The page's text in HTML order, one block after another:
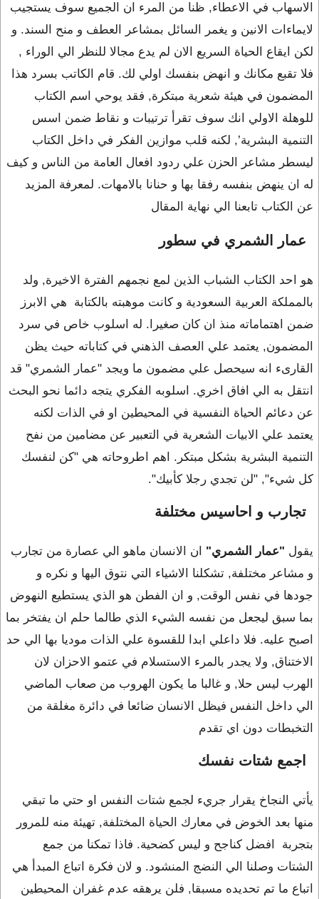
الاسهاب في الاعطاء, ظنا من المرء ان الجميع سوف يستجيب
لايماءات الانين و يغمر السائل بمشاعر العطف و منح السند. و
لكن ايقاع الحياة السريع الان لم يدع مجالا للنظر الي الوراء ,
فلا تقبع مكانك و انهض بنفسك اولي لك. قام الكاتب بسرد هذا
المضمون في هيئة شعرية مبتكرة, فقد يوحي اسم الكتاب
للوهلة الاولي انك سوف تقرأ ترتيبات و نقاط ضمن اسس
التنمية البشرية’, لكنه قلب موازين الفكر في داخل الكتاب
ليسطر مشاعر الحزن علي ردود افعال العامة من الناس و كيف
له ان ينهض بنفسه رفقا بها و حنانا بالامهات. لمعرفة المزيد
عن الكتاب تابعنا الي نهاية المقال
عمار الشمري في سطور
هو احد الكتاب الشباب الذين لمع نجمهم الفترة الاخيرة, ولد
بالمملكة العربية السعودية و كانت موهبته بالكتابة هي الابرز
ضمن اهتماماته منذ ان كان صغيرا. له اسلوب خاص في سرد
المضمون, يعتمد علي العصف الذهني في كتاباته حيث يظن
القارىء انه سيحصل علي مضمون ما ويجد "عمار الشمري" قد
انتقل به الي افاق اخري. اسلوبه الفكري يتجه دائما نحو البحث
عن دعائم الحياة النفسية في المحيطين او في الذات لكنه
يعتمد علي الابيات الشعرية في التعبير عن مضامين من نفح
التنمية البشرية بشكل مبتكر. اهم اطروحاته هي "كن لنفسك
كل شيء", "لن تجدي رجلا كأبيك".
تجارب و احاسيس مختلفة
يقول "عمار الشمري" ان الانسان ماهو الي عصارة من تجارب
و مشاعر مختلفة, تشكلنا الاشياء التي نتوق اليها و نكره و
جودها في نفس الوقت, و ان الفطن هو الذي يستطيع النهوض
بما سبق ليجعل من نفسه الشيء الذي طالما حلم ان يفتخر بما
اصبح عليه. فلا داعلي ابدا للقسوة علي الذات موديا بها الي حد
الاختناق, ولا يجدر بالمرء الاستسلام في عتمو الاحزان لان
الهرب ليس حلا, و غالبا ما يكون الهروب من صعاب الماضي
الي داخل النفس فيظل الانسان ضائعا في دائرة مغلقة من
التخبطات دون اي تقدم
اجمع شتات نفسك
يأتي النجاخ يقرار جريء لجمع شتات النفس او حتي ما تبقي
منها بعد الخوض في معارك الحياة المختلفة, تهيئة منه للمرور
بتجربة افضل كناجح و ليس كضحية. فاذا تمكنا من جمع
الشتات وصلنا الي النضج المنشود. و لان فكرة اتباع المبدأ هي
اتباع ما تم تحديده مسبقا, فلن يرهقه عدم غفران المحيطين